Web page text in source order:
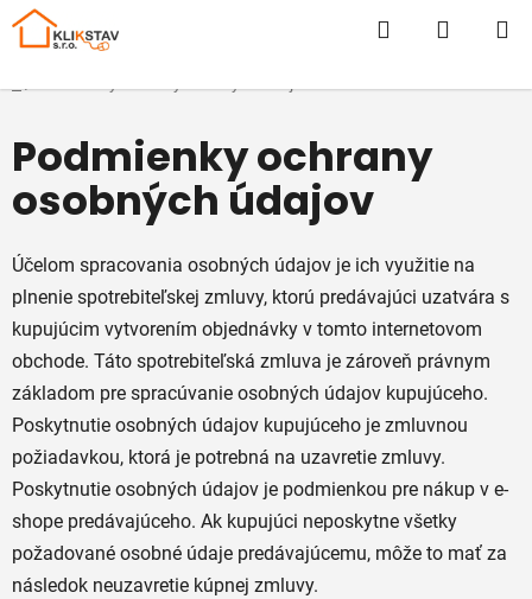
Prejsť
Hľadať
Podmienky ochrany
osobných údajov
Účelom spracovania osobných údajov je ich využitie na
plnenie spotrebiteľskej zmluvy, ktorú predávajúci uzatvára s
kupujúcim vytvorením objednávky v tomto internetovom
obchode. Táto spotrebiteľská zmluva je zároveň právnym
základom pre spracúvanie osobných údajov kupujúceho.
Poskytnutie osobných údajov kupujúceho je zmluvnou
požiadavkou, ktorá je potrebná na uzavretie zmluvy.
Poskytnutie osobných údajov je podmienkou pre nákup v e-
shope predávajúceho. Ak kupujúci neposkytne všetky
požadované osobné údaje predávajúcemu, môže to mať za
následok neuzavretie kúpnej zmluvy.